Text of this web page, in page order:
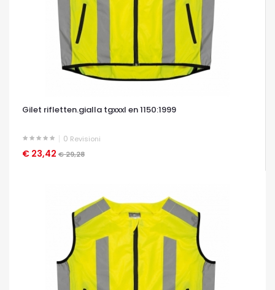
Gilet rifletten.gialla tgxxxl en 1150:1999
0 Revisioni
€ 23,42 € 29,28
OCCHIATA VELOCE